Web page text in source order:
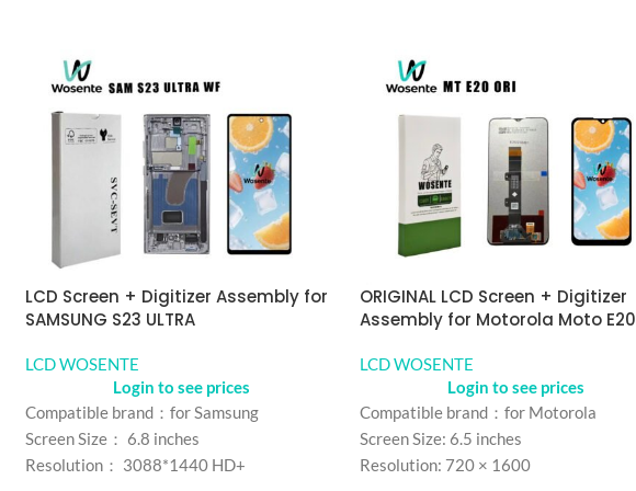
LCD Screen + Digitizer Assembly for
SAMSUNG S23 ULTRA
LCD WOSENTE
Login to see prices
Compatible brand：for Samsung
Screen Size： 6.8 inches
Resolution： 3088*1440 HD+
ORIGINAL LCD Screen + Digitizer
Assembly for Motorola Moto E20
LCD WOSENTE
Login to see prices
Compatible brand：for Motorola
Screen Size: 6.5 inches
Resolution: 720 × 1600